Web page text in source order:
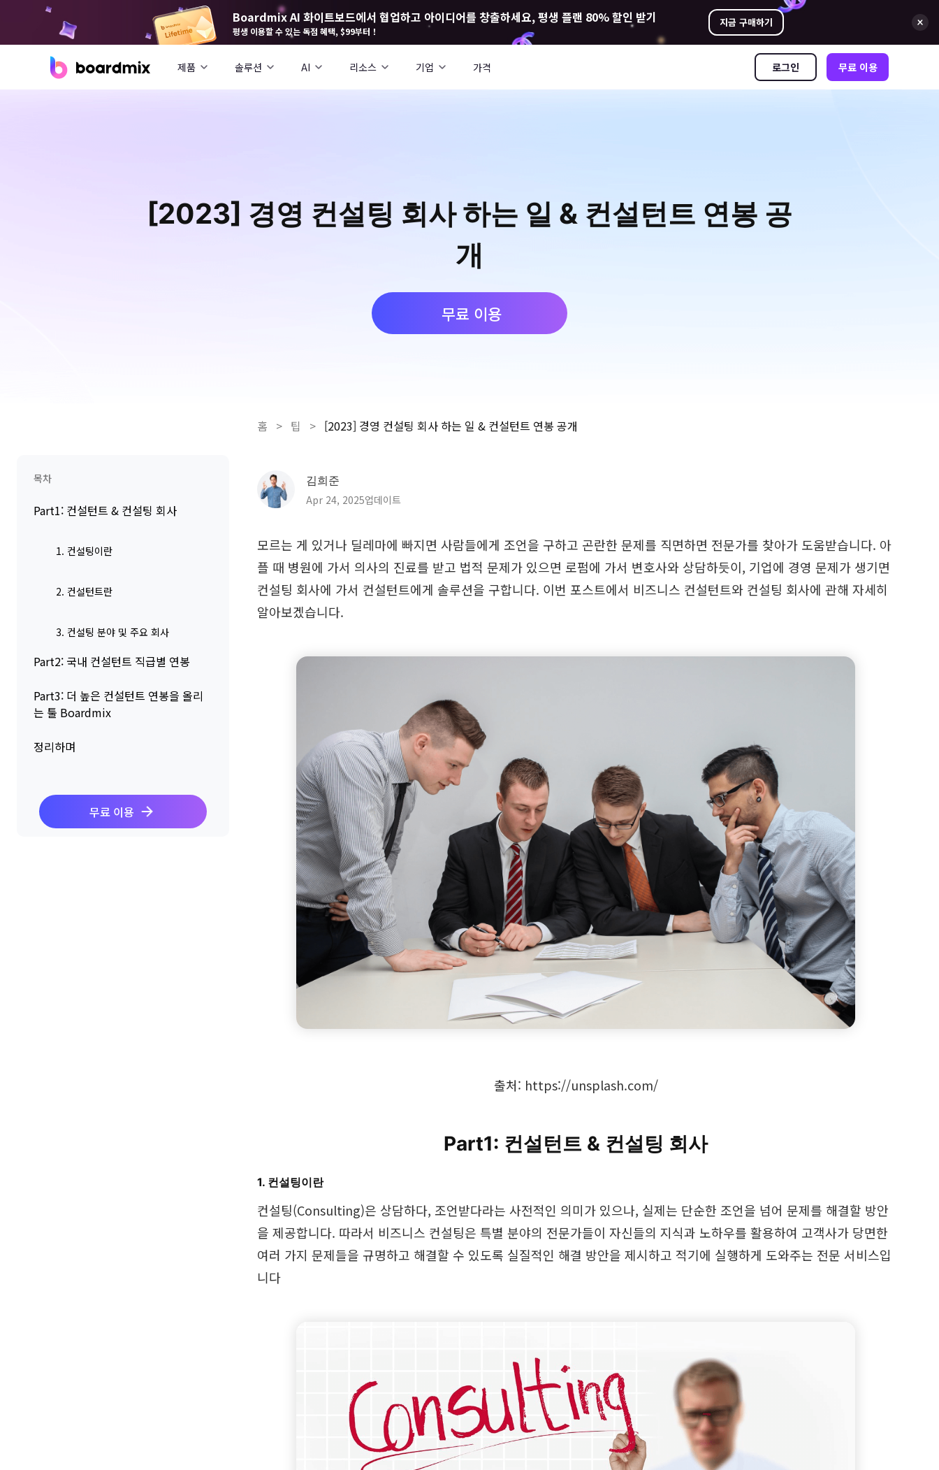
Boardmix AI 화이트보드에서 협업하고 아이디어를 창출하세요, 평생 플랜 80% 할인 받기
평생 이용할 수 있는 독점 혜택, $99부터！
지금 구매하기
제품 솔루션 AI 리소스 기업 가격 로그인 무료 이용
[2023] 경영 컨설팅 회사 하는 일 & 컨설턴트 연봉 공
개
무료 이용
목차
Part1: 컨설턴트 & 컨설팅 회사
1. 컨설팅이란
2. 컨설턴트란
3. 컨설팅 분야 및 주요 회사
Part2: 국내 컨설턴트 직급별 연봉
Part3: 더 높은 컨설턴트 연봉을 올리
는 툴 Boardmix
정리하며
무료 이용
홈 > 팁 > [2023] 경영 컨설팅 회사 하는 일 & 컨설턴트 연봉 공개
김희준
Apr 24, 2025업데이트
모르는 게 있거나 딜레마에 빠지면 사람들에게 조언을 구하고 곤란한 문제를 직면하면 전문가를 찾아가 도움받습니다. 아
플 때 병원에 가서 의사의 진료를 받고 법적 문제가 있으면 로펌에 가서 변호사와 상담하듯이, 기업에 경영 문제가 생기면
컨설팅 회사에 가서 컨설턴트에게 솔루션을 구합니다. 이번 포스트에서 비즈니스 컨설턴트와 컨설팅 회사에 관해 자세히
알아보겠습니다.
출처: https://unsplash.com/
Part1: 컨설턴트 & 컨설팅 회사
1. 컨설팅이란
컨설팅(Consulting)은 상담하다, 조언받다라는 사전적인 의미가 있으나, 실제는 단순한 조언을 넘어 문제를 해결할 방안
을 제공합니다. 따라서 비즈니스 컨설팅은 특별 분야의 전문가들이 자신들의 지식과 노하우를 활용하여 고객사가 당면한
여러 가지 문제들을 규명하고 해결할 수 있도록 실질적인 해결 방안을 제시하고 적기에 실행하게 도와주는 전문 서비스입
니다